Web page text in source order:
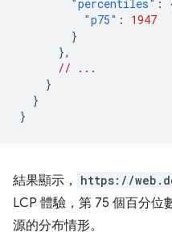
"percentiles" :
"p75" :
1947
}
},
// ...
}
}
}
結果顯示， https://
LCP 體驗，第 75 個百分位
源的分布情形。